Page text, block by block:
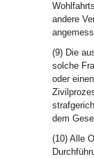
andere
(9) Die
solche
oder
dem
(10) Alle